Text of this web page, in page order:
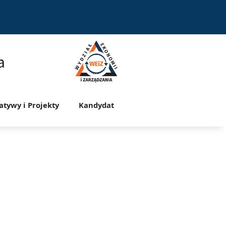
i Projekty Kandydat